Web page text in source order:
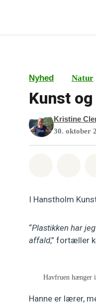
Nyhed Natur
Kunst
Kristine
30. oktober
I Hanstholm
“Plastikken har
affald,” fortæller
Havfruen hænger
Hanne er lærer,